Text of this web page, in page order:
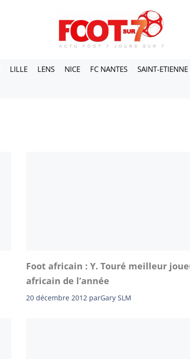
LILLE LENS NICE FC NANTES SAINT-ETIENNE
Foot africain : Y. Touré meilleur
africain de l’année
20 décembre 2012 parGary SLM